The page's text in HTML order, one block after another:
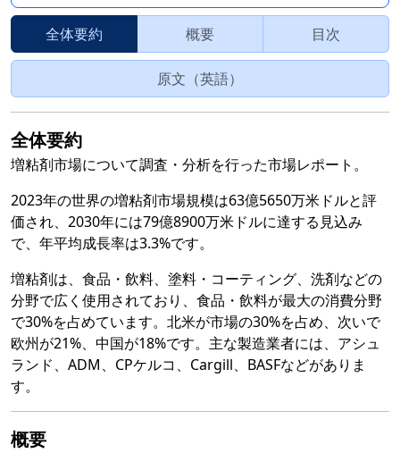
全体要約 概要 目次
原文（英語）
全体要約
増粘剤市場について調査・分析を行った市場レポート。
2023年の世界の増粘剤市場規模は63億5650万米ドルと評
価され、2030年には79億8900万米ドルに達する見込み
で、年平均成長率は3.3%です。
増粘剤は、食品・飲料、塗料・コーティング、洗剤などの
分野で広く使用されており、食品・飲料が最大の消費分野
で30%を占めています。北米が市場の30%を占め、次いで
欧州が21%、中国が18%です。主な製造業者には、アシュ
ランド、ADM、CPケルコ、Cargill、BASFなどがありま
す。
概要